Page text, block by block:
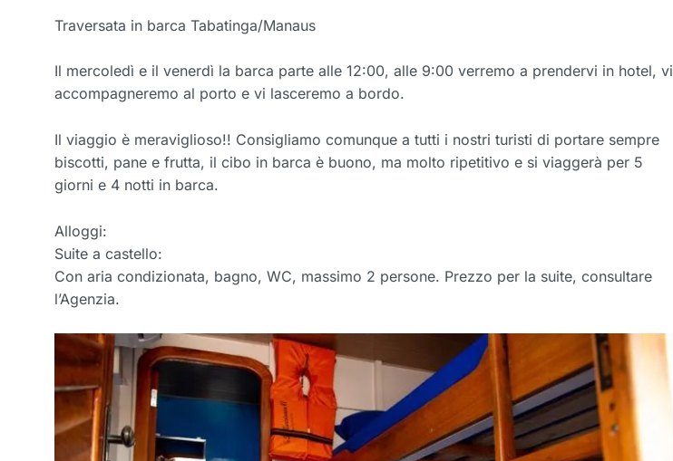
Traversata in barca Tabatinga/Manaus
Il mercoledì e il venerdì la barca parte alle 12:00, alle 9:00 verremo a prendervi in ​​hotel, vi
accompagneremo al porto e vi lasceremo a bordo.
Il viaggio è meraviglioso!! Consigliamo comunque a tutti i nostri turisti di portare sempre
biscotti, pane e frutta, il cibo in barca è buono, ma molto ripetitivo e si viaggerà per 5
giorni e 4 notti in barca.
Alloggi:
Suite a castello:
Con aria condizionata, bagno, WC, massimo 2 persone. Prezzo per la suite, consultare
l’Agenzia.